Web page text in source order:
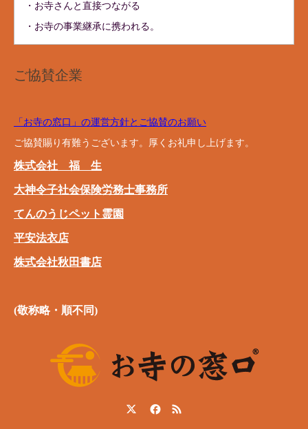
・お寺さんと直接つながる
・お寺の事業継承に携われる。
ご協賛企業
「お寺の窓口」の運営方針とご協賛のお願い
ご協賛賜り有難うございます。厚くお礼申し上げます。
株式会社 福 生
大神令子社会保険労務士事務所
てんのうじペット霊園
平安法衣店
株式会社秋田書店
(敬称略・順不同)